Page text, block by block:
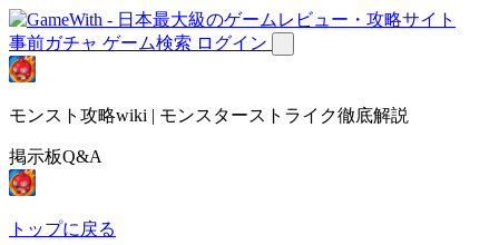
事前ガチャ ゲーム検索 ログイン
モンスト攻略wiki | モンスターストライク徹底解説
掲示板Q&A
トップに戻る